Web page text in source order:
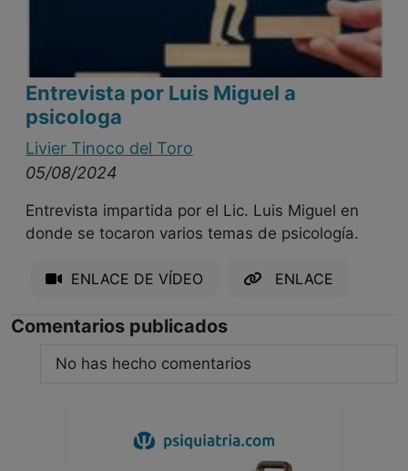
Entrevista por Luis Miguel a
psicologa
Livier Tinoco del Toro
05/08/2024
Entrevista impartida por el Lic. Luis Miguel en
donde se tocaron varios temas de psicología.
ENLACE DE VÍDEO ENLACE
Comentarios publicados
No has hecho comentarios